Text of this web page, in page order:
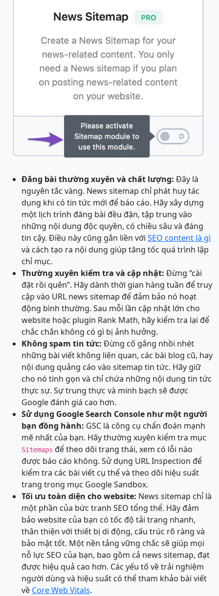
Đăng bài thường xuyên và chất lượng: Đây là
nguyên tắc vàng. News sitemap chỉ phát huy tác
dụng khi có tin tức mới để báo cáo. Hãy xây dựng
một lịch trình đăng bài đều đặn, tập trung vào
những nội dung độc quyền, có chiều sâu và đáng
tin cậy. Điều này cũng gắn liền với SEO content là gì
và cách tạo ra nội dung giúp tăng tốc quá trình lập
chỉ mục.
Thường xuyên kiểm tra và cập nhật: Đừng “cài
đặt rồi quên”. Hãy dành thời gian hàng tuần để truy
cập vào URL news sitemap để đảm bảo nó hoạt
động bình thường. Sau mỗi lần cập nhật lớn cho
website hoặc plugin Rank Math, hãy kiểm tra lại để
chắc chắn không có gì bị ảnh hưởng.
Không spam tin tức: Đừng cố gắng nhồi nhét
những bài viết không liên quan, các bài blog cũ, hay
nội dung quảng cáo vào sitemap tin tức. Hãy giữ
cho nó tinh gọn và chỉ chứa những nội dung tin tức
thực sự. Sự trung thực và minh bạch sẽ được
Google đánh giá cao hơn.
Sử dụng Google Search Console như một người
bạn đồng hành: GSC là công cụ chẩn đoán mạnh
mẽ nhất của bạn. Hãy thường xuyên kiểm tra mục
Sitemaps để theo dõi trạng thái, xem có lỗi nào
được báo cáo không. Sử dụng URL Inspection để
kiểm tra các bài viết cụ thể và theo dõi hiệu suất
trang trong mục Google Sandbox.
Tối ưu toàn diện cho website: News sitemap chỉ là
một phần của bức tranh SEO tổng thể. Hãy đảm
bảo website của bạn có tốc độ tải trang nhanh,
thân thiện với thiết bị di động, cấu trúc rõ ràng và
bảo mật tốt. Một nền tảng vững chắc sẽ giúp mọi
nỗ lực SEO của bạn, bao gồm cả news sitemap, đạt
được hiệu quả cao hơn. Các yếu tố về trải nghiệm
người dùng và hiệu suất có thể tham khảo bài viết
về Core Web Vitals.